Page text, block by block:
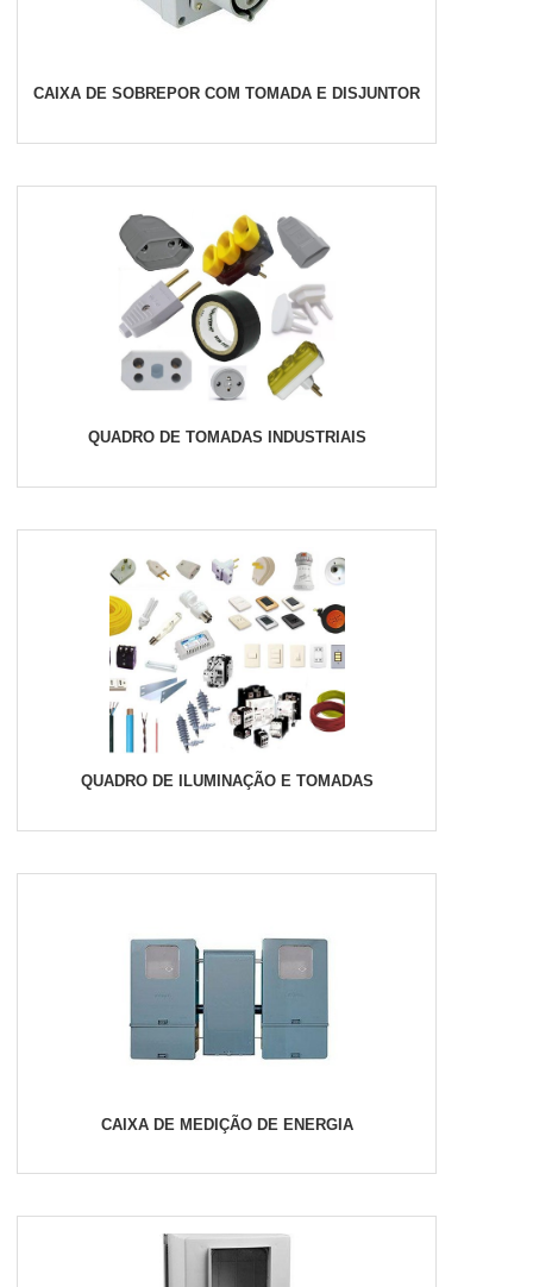
CAIXA DE SOBREPOR COM TOMADA E DISJUNTOR
QUADRO DE TOMADAS INDUSTRIAIS
QUADRO DE ILUMINAÇÃO E TOMADAS
CAIXA DE MEDIÇÃO DE ENERGIA